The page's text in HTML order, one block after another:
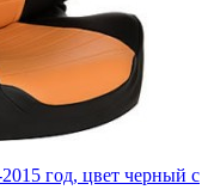
год, цвет черный с